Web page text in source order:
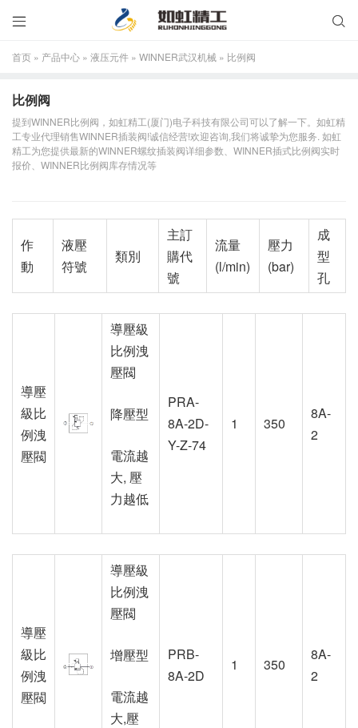


首页 » 产品中心 » 液压元件 » WINNER武汉机械 » 比例阀
比例阀
提到WINNER比例阀，如虹精工(厦门)电子科技有限公司可以了解一下。如虹精
工专业代理销售WINNER插装阀!诚信经营!欢迎咨询,我们将诚挚为您服务. 如虹
精工为您提供最新的WINNER螺纹插装阀详细参数、WINNER插式比例阀实时
报价、WINNER比例阀库存情况等
作
動
液壓
符號
類別
主訂
購代
號
流量
(l/min)
壓力
(bar)
成
型
孔
導壓
級比
例洩
壓閥
導壓級
比例洩
壓閥
降壓型
電流越
大, 壓
力越低
PRA-
8A-2D-
Y-Z-74
1 350
8A-
2
導壓
級比
例洩
壓閥
導壓級
比例洩
壓閥
增壓型
電流越
大,壓
PRB-
8A-2D
1 350
8A-
2